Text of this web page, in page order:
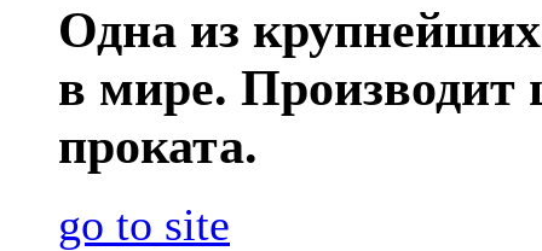
Одна из
в мире. Производит
проката.
go to site